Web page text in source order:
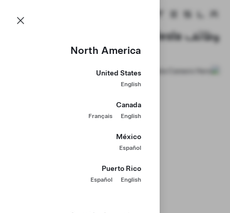
الصفحة الرئيسية لـ Tesla
North America
United States
English
Canada
English
Français
México
Español
Puerto Rico
English
Español
وظائف Tesla